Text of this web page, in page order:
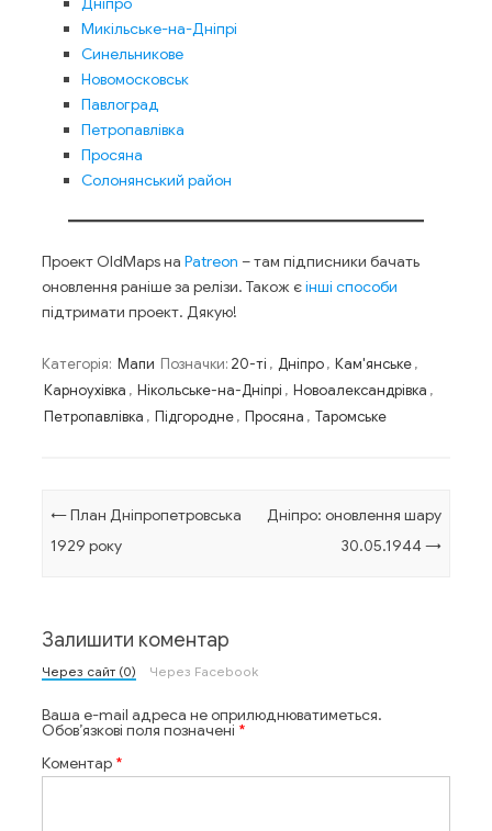
Микільське-на-Дніпрі
Синельникове
Новомосковськ
Павлоград
Петропавлівка
Просяна
Солонянський район
Проект OldMaps на Patreon – там підписники бачать
оновлення раніше за релізи. Також єінші способи
підтримати проект. Дякую!
Категорія: Мапи Позначки: 20-ті , Дніпро, Кам'янське,
Карноухівка , Нікольське-на-Дніпрі , Новоалександрівка ,
Петропавлівка , Підгородне, Просяна , Таромське
Навігація по запису
←План Дніпропетровська
1929 року
Дніпро: оновлення шару
30.05.1944→
Залишити коментар
Через сайт (0) Через Facebook
Ваша e-mail адреса не оприлюднюватиметься.
Обов’язкові поля позначені *
Коментар *